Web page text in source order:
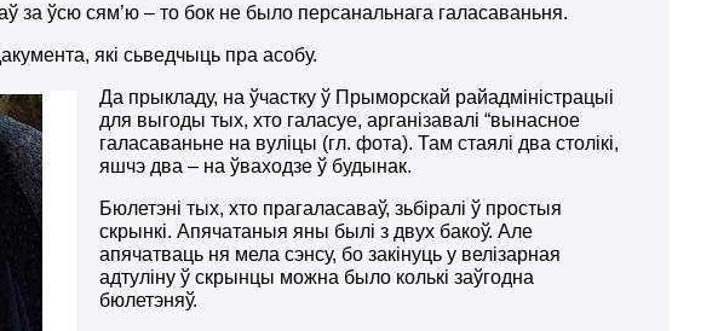
за ўсю сям’ю – то бок не было персанальнага галасаваньня.
які сьведчыць пра асобу.
Да прыкладу, на ўчастку ў Прыморскай райадміністрацыі
для выгоды тых, хто галасуе, арганізавалі “вынасное
галасаваньне на вуліцы (гл. фота). Там стаялі два столікі,
яшчэ два – на ўваходзе ў будынак.
Бюлетэні тых, хто прагаласаваў, зьбіралі ў простыя
скрынкі. Апячатаныя яны былі з двух бакоў. Але
апячатваць ня мела сэнсу, бо закінуць у велізарная
адтуліну ў скрынцы можна было колькі заўгодна
бюлетэняў.